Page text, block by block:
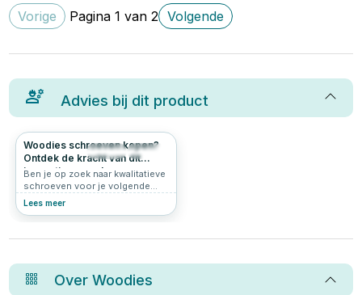
Vorige Pagina1 van2 Volgende
Advies bij dit product
205 4.9
Woodies schroeven kopen?
Ontdek de kracht van dit
innovatieve merk
Ben je op zoek naar kwalitatieve
schroeven voor je volgende
klus? Grote kans dat je dan
keuze is.
Lees meer
OverWoodies